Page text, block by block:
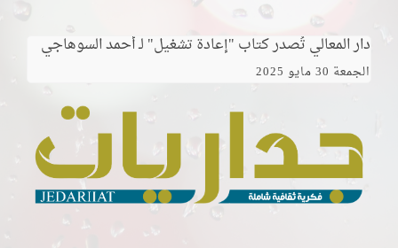
دار المعالي تُصدر كتاب "إعادة تشغيل" لـ أحمد السوهاجي
الجمعة 30 مايو 2025